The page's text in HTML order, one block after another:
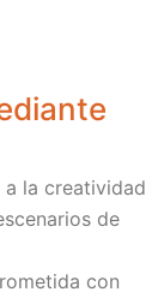
a la creatividad
de
con